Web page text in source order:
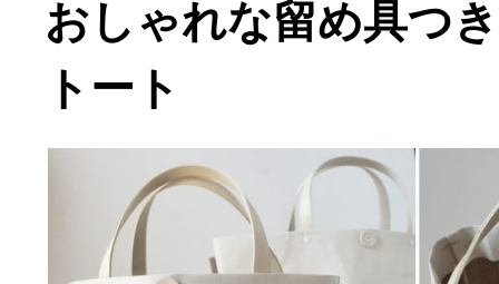
おしゃれな留め具つ
トート